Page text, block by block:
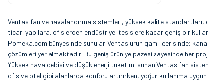
Ventas fan ve havalandırma sistemleri, yüksek kalite standartları,
ticari yapılara, ofislerden endüstriyel tesislere kadar geniş bir
Pomeka.com bünyesinde sunulan Ventas ürün gamı içerisinde;
çözümleri yer almaktadır. Bu geniş ürün yelpazesi sayesinde her
Yüksek hava debisi ve düşük enerji tüketimi sunan Ventas fan
ofis ve otel gibi alanlarda konforu artırırken, yoğun kullanıma